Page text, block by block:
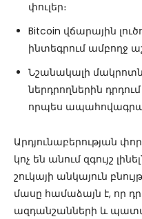
փուլեր։
Bitcoin վճարային
ինտեգրում ամբողջ
Նշանակալի
ներդրողներին
որպես
Արդյունաբերության
կոչ են անում զգույշ
շուկայի անկայուն
մասը համաձայն է, որ
ազդանշանների և